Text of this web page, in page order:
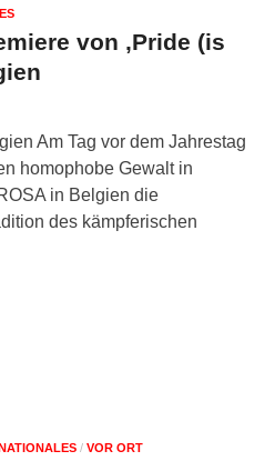
von ‚Pride (is
Am Tag vor dem Jahrestag
homophobe Gewalt in
in Belgien die
des kämpferischen
/ VOR ORT